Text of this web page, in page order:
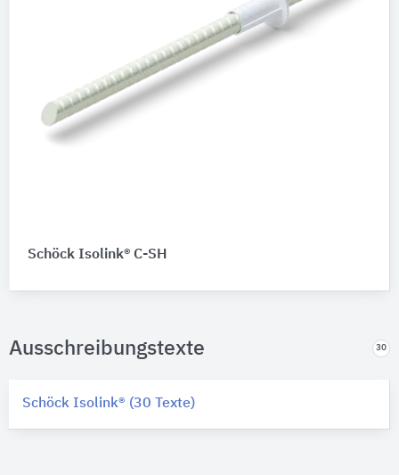
Schöck Isolink® C-SH
Ausschreibungstexte 30
Schöck Isolink® (30 Texte)